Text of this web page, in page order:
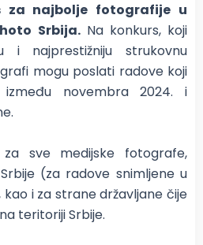
za najbolje fotografije u
Srbija.Na konkurs, koji
i najprestižniju strukovnu
mogu poslati radove koji
novembra 2024. i
sve medijske fotografe,
(za radove snimljene u
i za strane državljane čije
teritoriji Srbije.